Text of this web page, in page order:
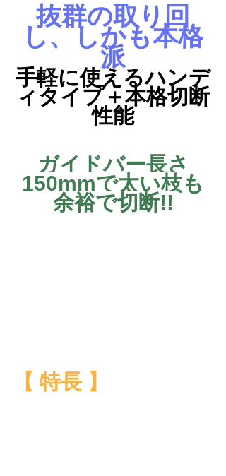
抜群の取り回
し、しかも本格
派
手軽に使えるハンデ
ィタイプ＋本格切断
性能
ガイドバー長さ
150mmで太い枝も
余裕で切断!!
【 特長 】